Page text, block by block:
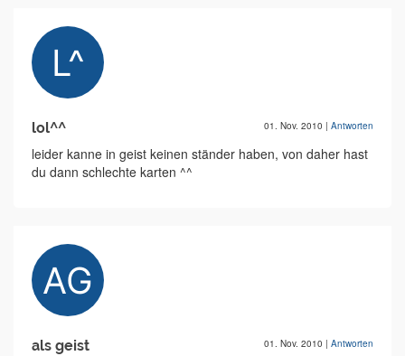
lol^^ 01. Nov. 2010 | Antworten
leider kanne in geist keinen ständer haben, von daher hast
du dann schlechte karten ^^
als geist 01. Nov. 2010 | Antworten